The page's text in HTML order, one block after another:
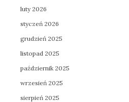
luty 2026
styczeń 2026
grudzień 2025
listopad 2025
październik 2025
wrzesień 2025
sierpień 2025